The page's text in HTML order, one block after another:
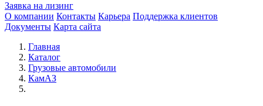
Заявка на лизинг
О компании Контакты Карьера Поддержка клиентов
Документы Карта сайта
Главная
Каталог
Грузовые автомобили
КамАЗ